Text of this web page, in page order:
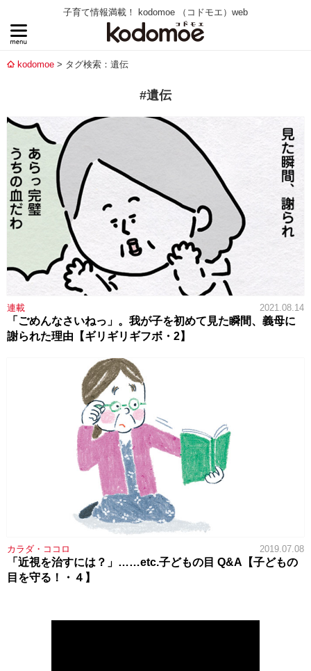
子育て情報満載！ kodomoe （コドモエ）web
kodomoe タグ検索：遺伝
#遺伝
連載 2021.08.14
「ごめんなさいねっ」。我が子を初めて見た瞬間、義母に
謝られた理由【ギリギリギフボ・2】
カラダ・ココロ 2019.07.08
「近視を治すには？」……etc.子どもの目 Q&A【子どもの
目を守る！・４】